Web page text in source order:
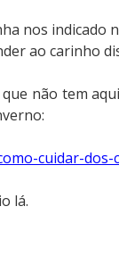
nos indicado
ao carinho
não tem
cuidar-
lá.